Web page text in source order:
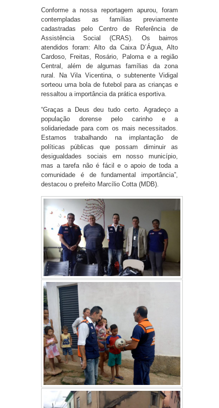
Conforme a nossa reportagem apurou, foram
contempladas as famílias previamente
cadastradas pelo Centro de Referência de
Assistência Social (CRAS). Os bairros
atendidos foram: Alto da Caixa D´Água, Alto
Cardoso, Freitas, Rosário, Paloma e a região
Central, além de algumas famílias da zona
rural. Na Vila Vicentina, o subtenente Vidigal
sorteou uma bola de futebol para as crianças e
ressaltou a importância da prática esportiva.
“Graças a Deus deu tudo certo. Agradeço a
população dorense pelo carinho e a
solidariedade para com os mais necessitados.
Estamos trabalhando na implantação de
políticas públicas que possam diminuir as
desigualdades sociais em nosso município,
mas a tarefa não é fácil e o apoio de toda a
comunidade é de fundamental importância”,
destacou o prefeito Marcílio Cotta (MDB).